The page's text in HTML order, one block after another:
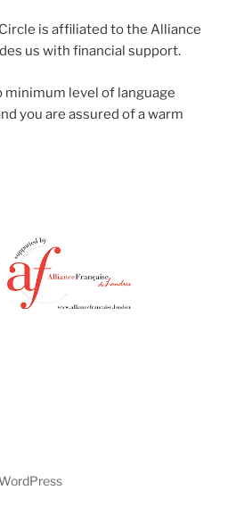
is affiliated to the Alliance
us with financial support.
minimum level of language
you are assured of a warm